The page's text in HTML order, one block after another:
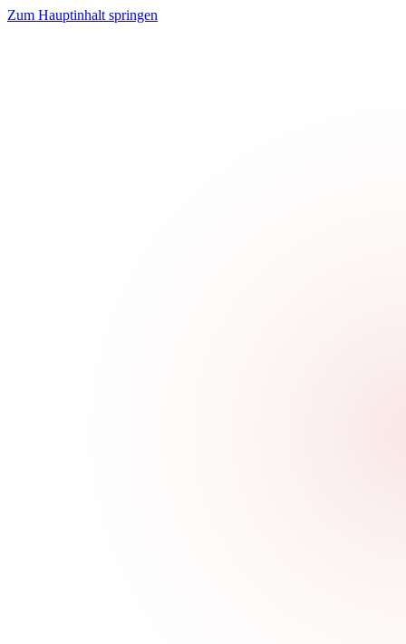
Zum Hauptinhalt springen